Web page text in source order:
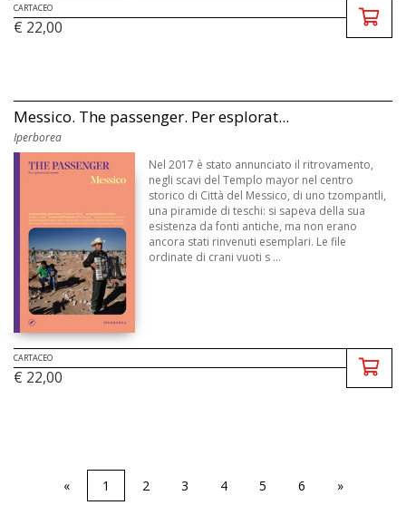
CARTACEO
€ 22,00
Messico. The passenger. Per esplorat...
Iperborea
Nel 2017 è stato annunciato il ritrovamento,
negli scavi del Templo mayor nel centro
storico di Città del Messico, di uno tzompantli,
una piramide di teschi: si sapeva della sua
esistenza da fonti antiche, ma non erano
ancora stati rinvenuti esemplari. Le file
ordinate di crani vuoti s ...
CARTACEO
€ 22,00
« 1 2 3 4 5 6 »